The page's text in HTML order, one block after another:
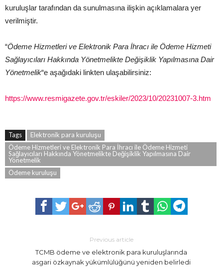
kuruluşlar tarafından da sunulmasına ilişkin açıklamalara yer
verilmiştir.
“Ödeme Hizmetleri ve Elektronik Para İhracı ile Ödeme Hizmeti
Sağlayıcıları Hakkında Yönetmelikte Değişiklik Yapılmasına Dair
Yönetmelik“e aşağıdaki linkten ulaşabilirsiniz:
https://www.resmigazete.gov.tr/eskiler/2023/10/20231007-3.htm
Tags
Elektronik para kuruluşu
Ödeme Hizmetleri ve Elektronik Para İhracı ile Ödeme Hizmeti
Sağlayıcıları Hakkında Yönetmelikte Değişiklik Yapılmasına Dair
Yönetmelik
Ödeme kuruluşu
Previous article
TCMB ödeme ve elektronik para kuruluşlarında
asgari özkaynak yükümlülüğünü yeniden belirledi